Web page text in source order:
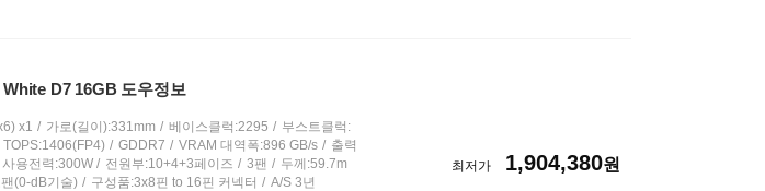
D7 16GB 도우정보
x1 가로(길이):331mm 베이스클럭:2295
부스트클럭:
TOPS:1406(FP4) GDDR7 VRAM 대역폭:896 GB/s
출력
사용전력:300W 전원부:10+4+3페이즈 3팬
두께:59.7m
(0-dB기술) 구성품:3x8핀 to 16핀 커넥터 A/S 3년
최저가 1,904,380원